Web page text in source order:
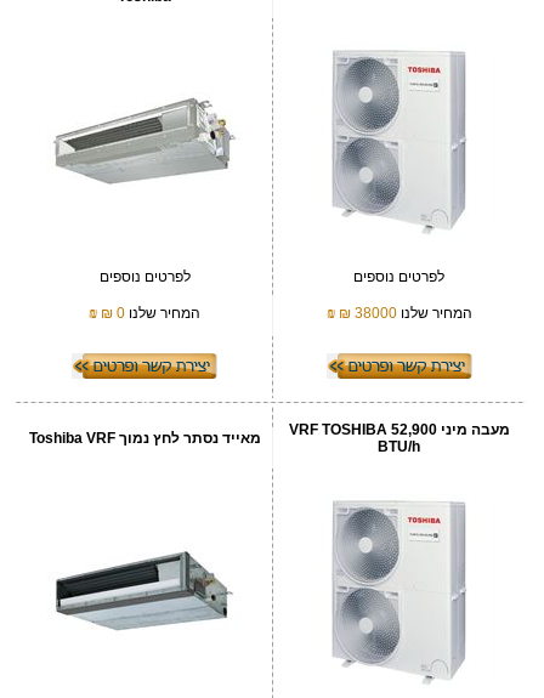
לפרטים נוספים
המחיר שלנו38000 ₪
₪
לפרטים נוספים
המחיר שלנו 0 ₪
₪
מעבה מיני VRF TOSHIBA 52,900
BTU/h
מאייד נסתר לחץ נמוך Toshiba VRF